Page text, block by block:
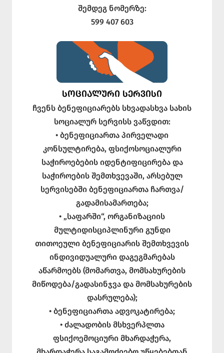
შემდეგ ნომერზე:
599 407 603
ᲡᲝᲪᲘᲐᲚᲣᲠᲘ ᲡᲔᲠᲕᲘᲡᲘ
ჩვენს ბენეფიციარებს სხვადასხვა სახის
სოციალურ სერვისს ვაწვდით:
• ბენეფიციართა პირველადი
კონსულტირება, ფსიქოსოციალური
საჭიროებების იდენტიფიცირება და
საჭიროების შემთხვევაში, არსებულ
სერვისებში ბენეფიციართა ჩართვა/
გადამისამართება;
• „საფარში“, ორგანიზაციის
მულტიდისციპლინური გუნდი
თითოეული ბენეფიციარის შემთხვევის
ინდივიდუალური დაგეგმარებას
აწარმოებს (მომართვა, მომსახურების
მიწოდება/გადასინჯვა და მომსახურების
დასრულება);
• ბენეფიციართა ადვოკატირება;
• ძალადობის მსხვერპლთა
ფსიქოემოციური მხარდაჭერა,